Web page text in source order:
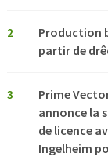
2
Production
partir de
3
Prime
annonce la
de licence
Ingelheim